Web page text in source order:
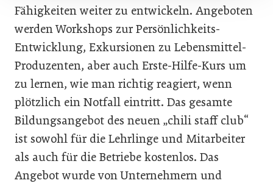
Fähigkeiten weiter zu entwickeln. Angeboten
werden Workshops zur Persönlichkeits-
Entwicklung, Exkursionen zu Lebensmittel-
Produzenten, aber auch Erste-Hilfe-Kurs um
zu lernen, wie man richtig reagiert, wenn
plötzlich ein Notfall eintritt. Das gesamte
Bildungsangebot des neuen „chili staff club“
ist sowohl für die Lehrlinge und Mitarbeiter
als auch für die Betriebe kostenlos. Das
Angebot wurde von Unternehmern und